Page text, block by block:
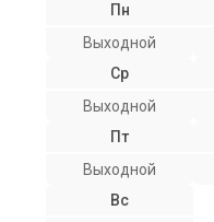
Пн
Выходной
Ср
Выходной
Пт
Выходной
Вс